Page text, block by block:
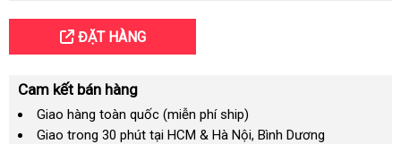
ĐẶT HÀNG
Cam kết bán hàng
Giao hàng toàn quốc (miễn phí ship)
Giao trong 30 phút tại HCM & Hà Nội, Bình Dương